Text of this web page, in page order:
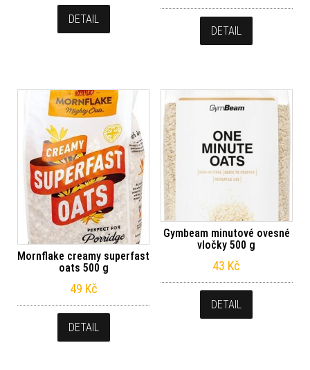
DETAIL
DETAIL
Mornflake creamy superfast
oats 500 g
49 Kč
DETAIL
Gymbeam minutové ovesné
vločky 500 g
43 Kč
DETAIL